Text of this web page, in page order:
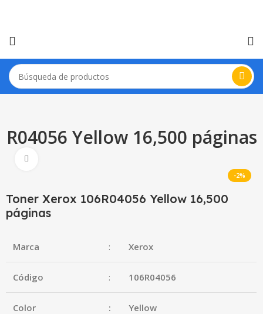
Yellow 16,500 páginas
-2%
Toner Xerox 106R04056 Yellow 16,500
páginas
Marca : Xerox
Código : 106R04056
Color : Yellow